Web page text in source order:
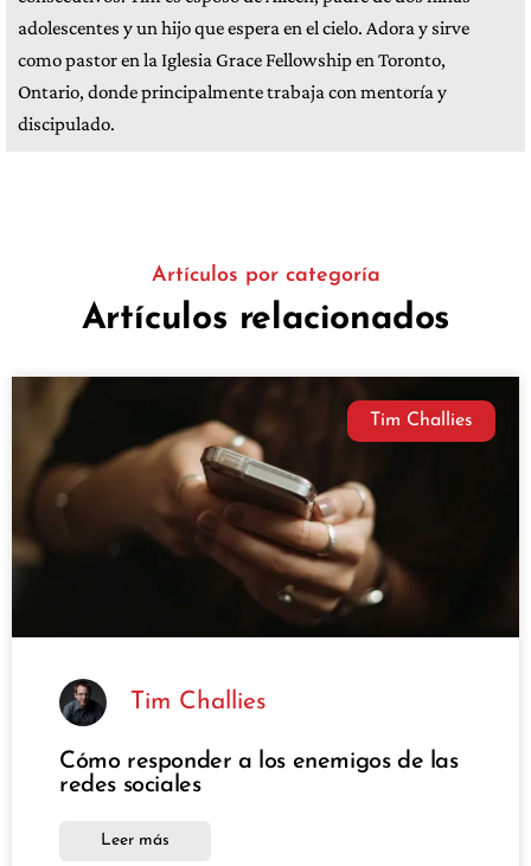
adolescentes y un hijo que espera en el cielo. Adora y sirve
como pastor en la Iglesia Grace Fellowship en Toronto,
Ontario, donde principalmente trabaja con mentoría y
discipulado.
Artículos por categoría
Artículos relacionados
Tim Challies
Tim Challies
Cómo responder a los enemigos de las
redes sociales
Leer más